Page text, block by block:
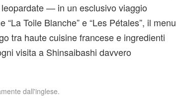
— in un esclusivo viaggio
Toile Blanche” e “Les Pétales”, il menu
tra haute cuisine francese e ingredienti
visita a Shinsaibashi davvero
dall'inglese.